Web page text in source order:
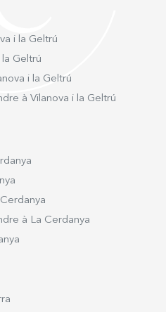
i la Geltrú
Geltrú
i la Geltrú
à Vilanova i la Geltrú
à La Cerdanya